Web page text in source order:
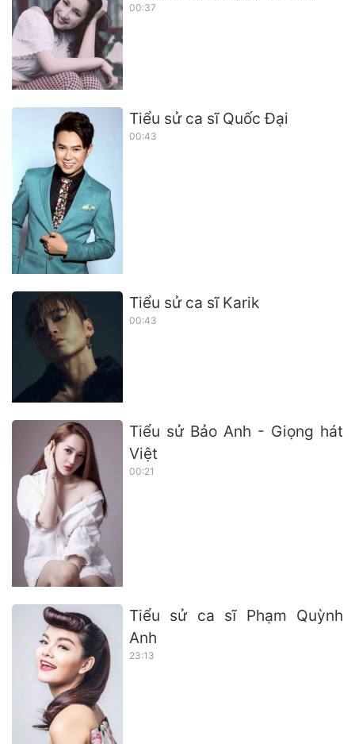
00:37
Tiểu sử ca sĩ Quốc Đại
00:43
Tiểu sử ca sĩ Karik
00:43
Tiểu sử Bảo Anh - Giọng hát
Việt
00:21
Tiểu sử ca sĩ Phạm Quỳnh
Anh
23:13